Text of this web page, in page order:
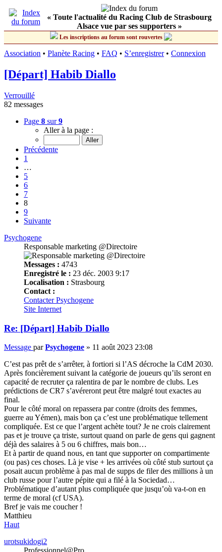
« Toute l'actualité du Racing Club de Strasbourg
Alsace vue par ses supporters »
Les inscriptions au forum sont rouvertes
Association • Planète Racing • FAQ • S’enregistrer• Connexion
[Départ] Habib Diallo
Verrouillé
82 messages
Page 8 sur9
Aller à la page :
Précédente
1
…
5
6
7
8
9
Suivante
Psychogene
Responsable marketing @Directoire
Messages : 4743
Enregistré le : 23 déc. 2003 9:17
Localisation : Strasbourg
Contact :
Contacter Psychogene
Site Internet
Re: [Départ] Habib Diallo
Message parPsychogene » 11 août 2023 23:08
C’est pas prêt de s’arrêter, à fortiori si l’AS décroche la CdM 2030.
Après foncièrement suivant la catégorie de joueurs qu’ils seront en
capacité de recruter ça ralentira de par le nombre de clubs. Les
prédictions de CR7 s’avéreront peut être malgré tout exactes au
final.
Pour le côté moral on repassera par contre (droits des femmes,
guerre au Yémen), mais bon ça c’est une problématique tellement
compliquée. Est ce que l’argent achète tout? Je ne crois clairement
pas et je trouve ça triste, surtout quand on parle de gens qui gagnent
déjà des salaires à 5 ou 6 chiffres, mais bon…
Et à partir de quand nous, en tant que supporter on compartimente
(ou pas) ces choses. Là je vise + les arrivées où côté stub surtout ça
posait aucun problème à pas mal de supps de filer des millions à un
club russe pour l’autre pépite qui a filé à la Sociedad…
Problématique d’autant plus compliquée que jusqu’où va-t-on en
terme de moral (cf USA).
Bref je vais me coucher !
Matthieu
Haut
urotsukidogi2